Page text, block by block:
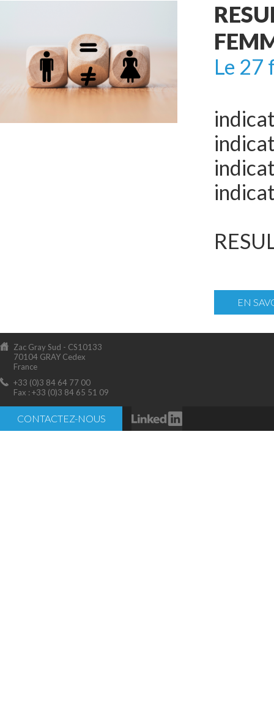
Le 27
EN
Zac Gray Sud - CS10133
70104 GRAY Cedex
France
+33 (0)3 84 64 77 00
Fax : +33 (0)3 84 65 51 09
CONTACTEZ-NOUS